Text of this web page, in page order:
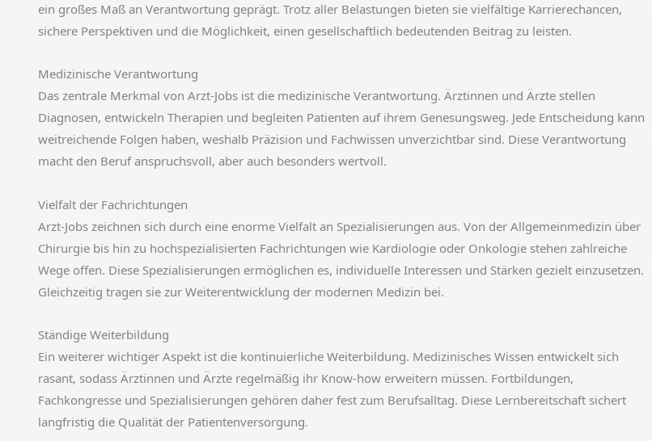
ein großes Maß an Verantwortung geprägt. Trotz aller Belastungen bieten sie vielfältige Karrierechancen,
sichere Perspektiven und die Möglichkeit, einen gesellschaftlich bedeutenden Beitrag zu leisten.
Medizinische Verantwortung
Das zentrale Merkmal von Arzt-Jobs ist die medizinische Verantwortung. Ärztinnen und Ärzte stellen
Diagnosen, entwickeln Therapien und begleiten Patienten auf ihrem Genesungsweg. Jede Entscheidung kann
weitreichende Folgen haben, weshalb Präzision und Fachwissen unverzichtbar sind. Diese Verantwortung
macht den Beruf anspruchsvoll, aber auch besonders wertvoll.
Vielfalt der Fachrichtungen
Arzt-Jobs zeichnen sich durch eine enorme Vielfalt an Spezialisierungen aus. Von der Allgemeinmedizin über
Chirurgie bis hin zu hochspezialisierten Fachrichtungen wie Kardiologie oder Onkologie stehen zahlreiche
Wege offen. Diese Spezialisierungen ermöglichen es, individuelle Interessen und Stärken gezielt einzusetzen.
Gleichzeitig tragen sie zur Weiterentwicklung der modernen Medizin bei.
Ständige Weiterbildung
Ein weiterer wichtiger Aspekt ist die kontinuierliche Weiterbildung. Medizinisches Wissen entwickelt sich
rasant, sodass Ärztinnen und Ärzte regelmäßig ihr Know-how erweitern müssen. Fortbildungen,
Fachkongresse und Spezialisierungen gehören daher fest zum Berufsalltag. Diese Lernbereitschaft sichert
langfristig die Qualität der Patientenversorgung.